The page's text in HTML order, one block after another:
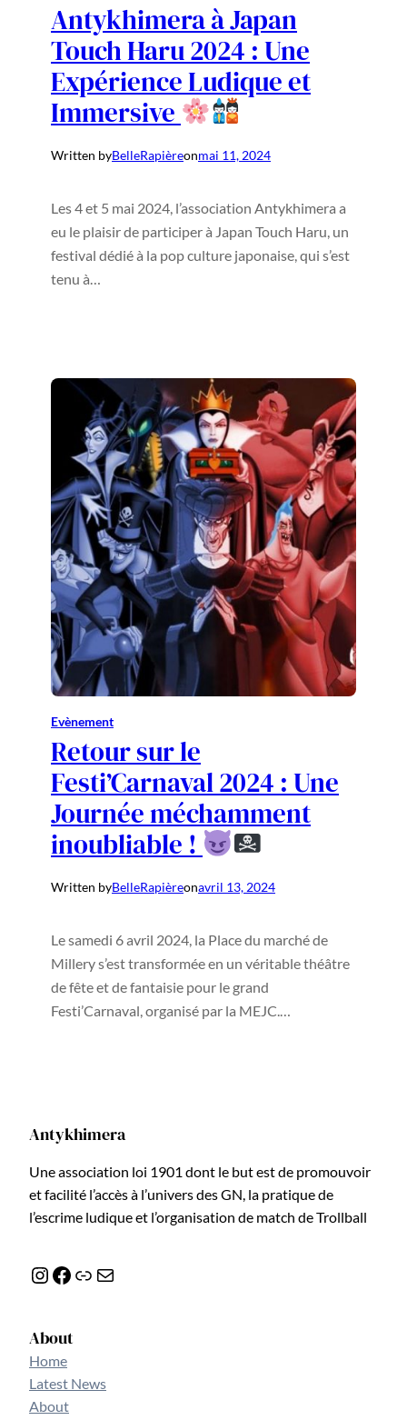
Antykhimera à Japan
Touch Haru 2024 : Une
Expérience Ludique et
Immersive
Written byBelleRapièreonmai 11, 2024
Les 4 et 5 mai 2024, l’association Antykhimera a
eu le plaisir de participer à Japan Touch Haru, un
festival dédié à la pop culture japonaise, qui s’est
tenu à…
Evènement
Retour sur le
Festi’Carnaval 2024 : Une
Journée méchamment
inoubliable !
Written byBelleRapièreonavril 13, 2024
Le samedi 6 avril 2024, la Place du marché de
Millery s’est transformée en un véritable théâtre
de fête et de fantaisie pour le grand
Festi’Carnaval, organisé par la MEJC.…
Antykhimera
Une association loi 1901 dont le but est de promouvoir
et facilité l’accès à l’univers des GN, la pratique de
l’escrime ludique et l’organisation de match de Trollball
Instagram Facebook Lien E-mail
About
Home
Latest News
About